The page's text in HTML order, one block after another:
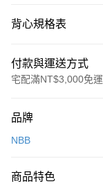
背心規格表
付款與運送方式
宅配滿NT$3,000免運
信用卡一次付款
黑貓宅急便
品牌
NBB
商品特色